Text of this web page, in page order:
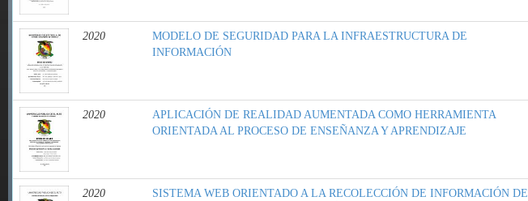
2020
MODELO DE SEGURIDAD PARA LA INFRAESTRUCTURA DE
INFORMACIÓN
2020
APLICACIÓN DE REALIDAD AUMENTADA COMO HERRAMIENTA
ORIENTADA AL PROCESO DE ENSEÑANZA Y APRENDIZAJE
2020
SISTEMA WEB ORIENTADO A LA RECOLECCIÓN DE INFORMACIÓN DE